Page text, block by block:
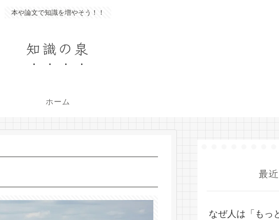
本や論文で知識を増やそう！！
知識の泉
ホーム
最
なぜ人は「もっ